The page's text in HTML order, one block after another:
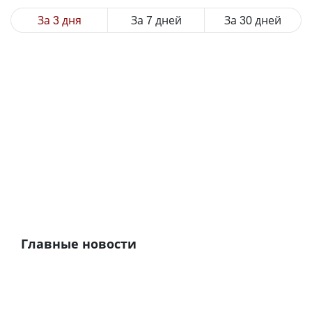
За 3 дня За 7 дней За 30 дней
Главные новости